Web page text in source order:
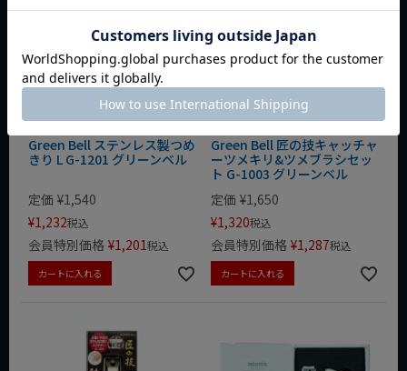
Green Bell ステンレス製つめ
きり L G-1201 グリーンベル
定価 ¥1,540
¥1,232税込
会員特別価格 ¥1,201税込
カートに入れる
Green Bell 匠の技キャッチャ
ーツメキリ&ツメブラシセッ
ト G-1003 グリーンベル
定価 ¥1,650
¥1,320税込
会員特別価格 ¥1,287税込
カートに入れる